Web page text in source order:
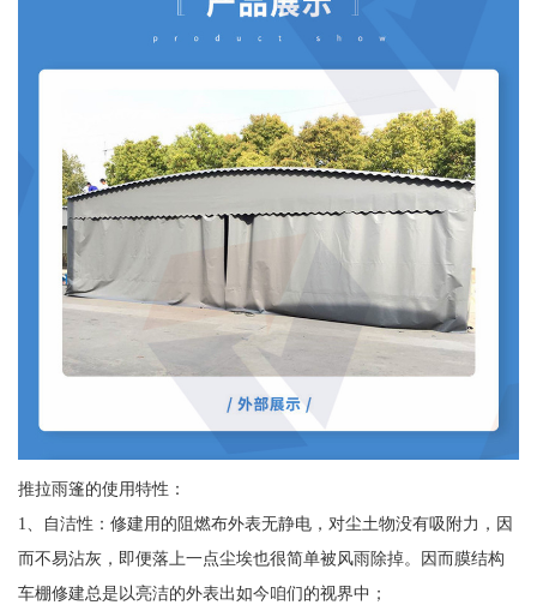
推拉雨篷的使用特性：
1、自洁性：修建用的阻燃布外表无静电，对尘土物没有吸附力，因
而不易沾灰，即便落上一点尘埃也很简单被风雨除掉。因而膜结构
车棚修建总是以亮洁的外表出如今咱们的视界中；